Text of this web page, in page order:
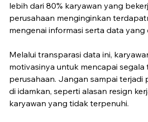
lebih dari 80% karyawan yang
perusahaan menginginkan
mengenai informasi serta data yang
Melalui transparasi data ini,
motivasinya untuk mencapai segala
perusahaan. Jangan sampai terjadi
di idamkan, seperti alasan resign
karyawan yang tidak terpenuhi.